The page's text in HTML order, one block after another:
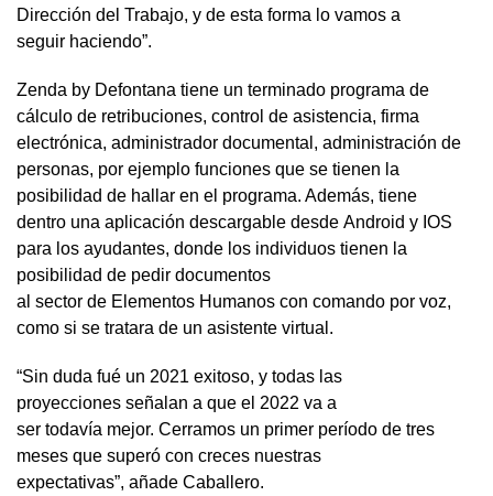
Dirección del Trabajo, y de esta forma lo vamos a
seguir haciendo”.
Zenda by Defontana tiene un terminado programa de
cálculo de retribuciones, control de asistencia, firma
electrónica, administrador documental, administración de
personas, por ejemplo funciones que se tienen la
posibilidad de hallar en el programa. Además, tiene
dentro una aplicación descargable desde Android y IOS
para los ayudantes, donde los individuos tienen la
posibilidad de pedir documentos
al sector de Elementos Humanos con comando por voz,
como si se tratara de un asistente virtual.
“Sin duda fué un 2021 exitoso, y todas las
proyecciones señalan a que el 2022 va a
ser todavía mejor. Cerramos un primer período de tres
meses que superó con creces nuestras
expectativas”, añade Caballero.